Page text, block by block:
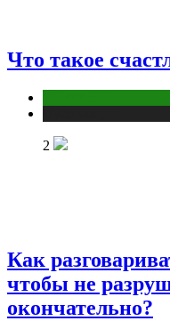
Что такое
2
Как
чтобы не
окончательно?